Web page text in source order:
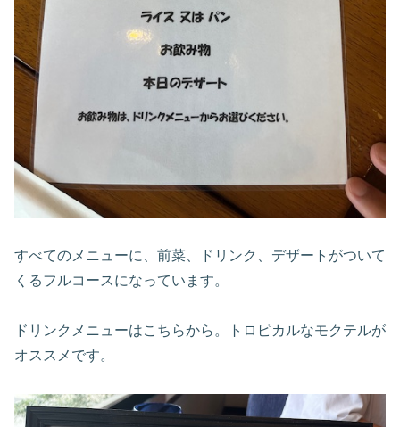
すべてのメニューに、前菜、ドリンク、デザートがついて
くるフルコースになっています。
ドリンクメニューはこちらから。トロピカルなモクテルが
オススメです。